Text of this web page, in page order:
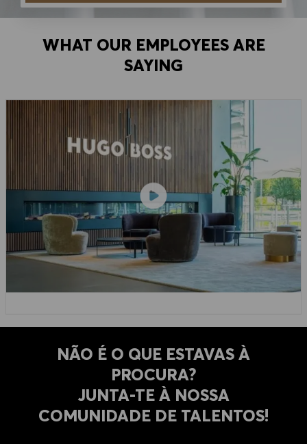
WHAT OUR EMPLOYEES ARE
SAYING
NÃO É O QUE ESTAVAS À
PROCURA?
​​​​​​​JUNTA-TE À NOSSA
COMUNIDADE DE TALENTOS!